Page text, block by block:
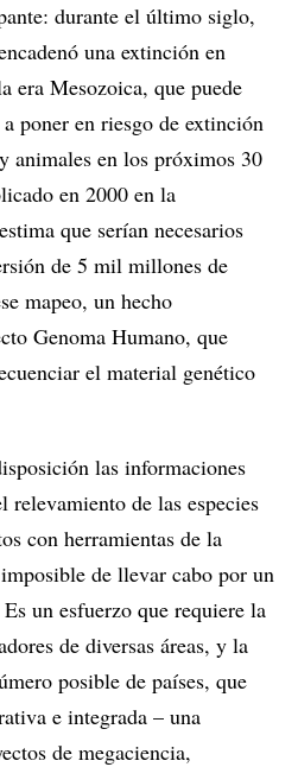
durante el último siglo,
una extinción en
era Mesozoica, que puede
poner en riesgo de extinción
animales en los próximos 30
en 2000 en la
que serían necesarios
de 5 mil millones de
mapeo, un hecho
Genoma Humano, que
el material genético
las informaciones
relevamiento de las especies
con herramientas de la
de llevar cabo por un
un esfuerzo que requiere la
de diversas áreas, y la
posible de países, que
e integrada – una
de megaciencia,